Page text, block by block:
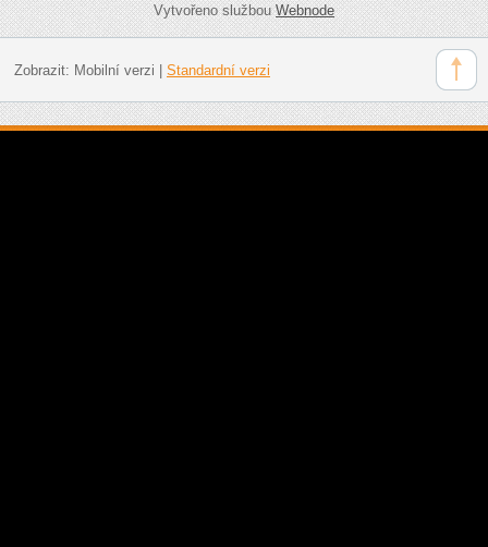
Vytvořeno službouWebnode
Zobrazit: Mobilní verzi Standardní verzi